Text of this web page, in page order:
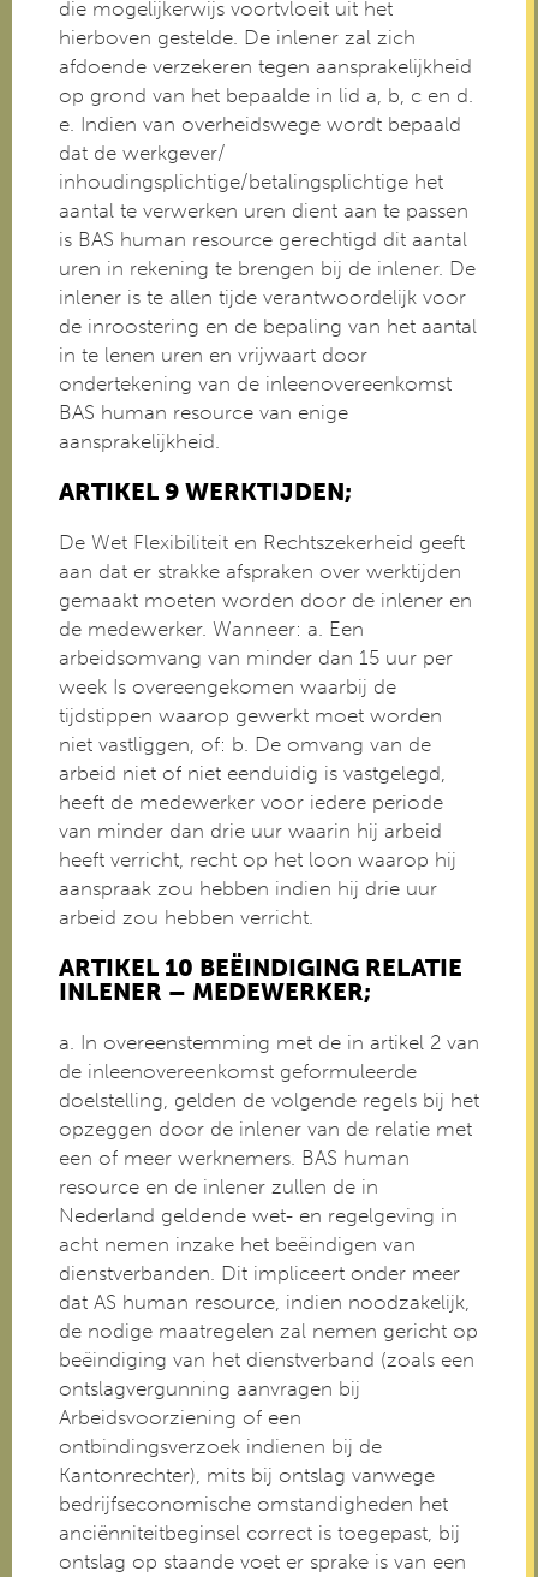
die mogelijkerwijs voortvloeit uit het
hierboven gestelde. De inlener zal zich
afdoende verzekeren tegen aansprakelijkheid
op grond van het bepaalde in lid a, b, c en d.
e. Indien van overheidswege wordt bepaald
dat de werkgever/
inhoudingsplichtige/betalingsplichtige het
aantal te verwerken uren dient aan te passen
is BAS human resource gerechtigd dit aantal
uren in rekening te brengen bij de inlener. De
inlener is te allen tijde verantwoordelijk voor
de inroostering en de bepaling van het aantal
in te lenen uren en vrijwaart door
ondertekening van de inleenovereenkomst
BAS human resource van enige
aansprakelijkheid.
ARTIKEL 9 WERKTIJDEN;
De Wet Flexibiliteit en Rechtszekerheid geeft
aan dat er strakke afspraken over werktijden
gemaakt moeten worden door de inlener en
de medewerker. Wanneer: a. Een
arbeidsomvang van minder dan 15 uur per
week Is overeengekomen waarbij de
tijdstippen waarop gewerkt moet worden
niet vastliggen, of: b. De omvang van de
arbeid niet of niet eenduidig is vastgelegd,
heeft de medewerker voor iedere periode
van minder dan drie uur waarin hij arbeid
heeft verricht, recht op het loon waarop hij
aanspraak zou hebben indien hij drie uur
arbeid zou hebben verricht.
ARTIKEL 10 BEËINDIGING RELATIE
INLENER – MEDEWERKER;
a. In overeenstemming met de in artikel 2 van
de inleenovereenkomst geformuleerde
doelstelling, gelden de volgende regels bij het
opzeggen door de inlener van de relatie met
een of meer werknemers. BAS human
resource en de inlener zullen de in
Nederland geldende wet- en regelgeving in
acht nemen inzake het beëindigen van
dienstverbanden. Dit impliceert onder meer
dat AS human resource, indien noodzakelijk,
de nodige maatregelen zal nemen gericht op
beëindiging van het dienstverband (zoals een
ontslagvergunning aanvragen bij
Arbeidsvoorziening of een
ontbindingsverzoek indienen bij de
Kantonrechter), mits bij ontslag vanwege
bedrijfseconomische omstandigheden het
anciënniteitbeginsel correct is toegepast, bij
ontslag op staande voet er sprake is van een